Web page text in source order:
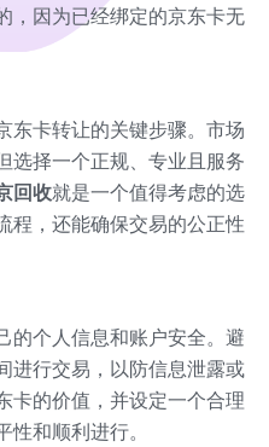
，因为已经绑定的京东卡无
东卡转让的关键步骤。市场
选择一个正规、专业且服务
回收就是一个值得考虑的选
程，还能确保交易的公正性
的个人信息和账户安全。避
进行交易，以防信息泄露或
卡的价值，并设定一个合理
和顺利进行。